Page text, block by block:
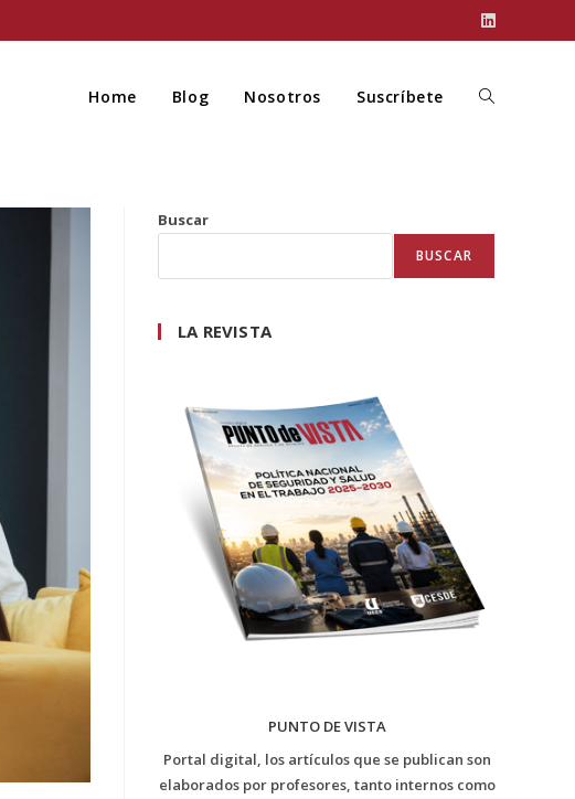
Home Blog Nosotros Suscríbete
Buscar
BUSCAR
LA REVISTA
PUNTO DE VISTA
Portal digital, los artículos que se publican son
elaborados por profesores, tanto internos como